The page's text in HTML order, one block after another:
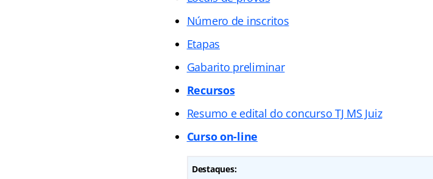
Número de inscritos
Etapas
Gabarito preliminar
Recursos
Resumo e edital do concurso TJ MS Juiz
Curso on-line
Destaques: